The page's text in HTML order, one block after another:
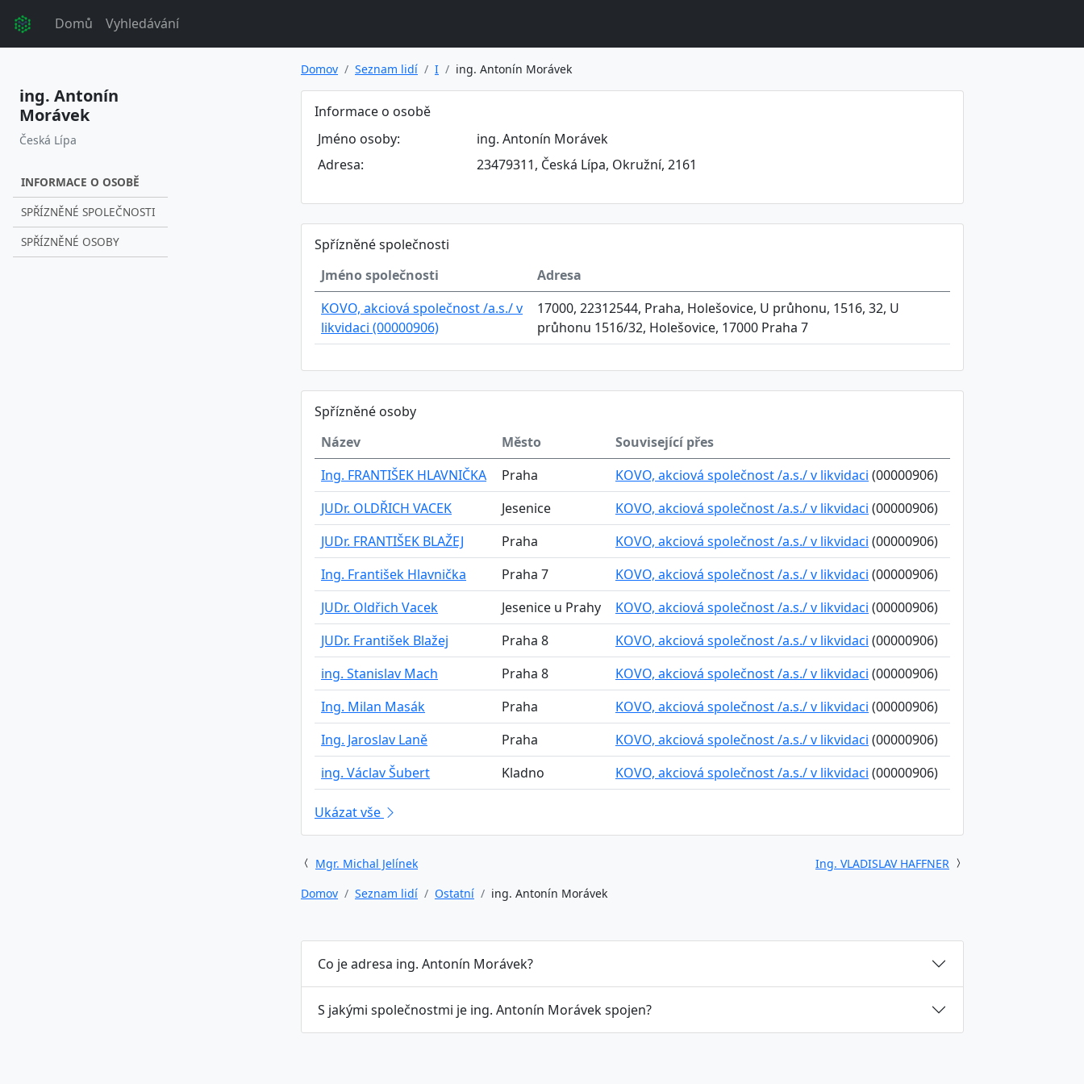
Domů Vyhledávání
ing. Antonín
Morávek
Česká Lípa
INFORMACE O OSOBĚ
SPŘÍZNĚNÉ SPOLEČNOSTI
SPŘÍZNĚNÉ OSOBY
Domov Seznam lidí I ing. Antonín Morávek
Informace o osobě
Jméno osoby:
ing. Antonín Morávek
Adresa:
23479311, Česká Lípa, Okružní, 2161
Spřízněné společnosti
Jméno společnosti
Adresa
KOVO, akciová společnost /a.s./ v
likvidaci (00000906)
17000, 22312544, Praha, Holešovice, U průhonu, 1516, 32, U
průhonu 1516/32, Holešovice, 17000 Praha 7
Spřízněné osoby
Název
Město
Související přes
Ing. FRANTIŠEK HLAVNIČKA
Praha KOVO, akciová společnost /a.s./ v likvidaci (00000906)
JUDr. OLDŘICH VACEK
Jesenice KOVO, akciová společnost /a.s./ v likvidaci (00000906)
JUDr. FRANTIŠEK BLAŽEJ
Praha KOVO, akciová společnost /a.s./ v likvidaci (00000906)
Ing. František Hlavnička
Praha 7 KOVO, akciová společnost /a.s./ v likvidaci (00000906)
JUDr. Oldřich Vacek
Jesenice u Prahy KOVO, akciová společnost /a.s./ v likvidaci (00000906)
JUDr. František Blažej
Praha 8 KOVO, akciová společnost /a.s./ v likvidaci (00000906)
ing. Stanislav Mach
Praha 8 KOVO, akciová společnost /a.s./ v likvidaci (00000906)
Ing. Milan Masák
Praha KOVO, akciová společnost /a.s./ v likvidaci (00000906)
Ing. Jaroslav Laně
Praha KOVO, akciová společnost /a.s./ v likvidaci (00000906)
ing. Václav Šubert
Kladno KOVO, akciová společnost /a.s./ v likvidaci (00000906)
Ukázat vše
Mgr. Michal Jelínek
Ing. VLADISLAV HAFFNER
Domov
Seznam lidí Ostatní ing. Antonín Morávek
Co je adresa ing. Antonín Morávek?
S jakými společnostmi je ing. Antonín Morávek spojen?